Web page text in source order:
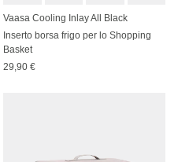
Vaasa Cooling Inlay All Black
Inserto borsa frigo per lo Shopping
Basket
29,90 €